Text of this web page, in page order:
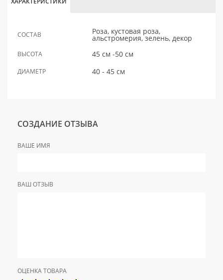
СОСТАВ Роза, кустовая роза,
альстромерия, зелень, декор
ВЫСОТА 45 см -50 см
ДИАМЕТР 40 - 45 см
СОЗДАНИЕ ОТЗЫВА
ВАШЕ ИМЯ
ВАШ ОТЗЫВ
ОЦЕНКА ТОВАРА